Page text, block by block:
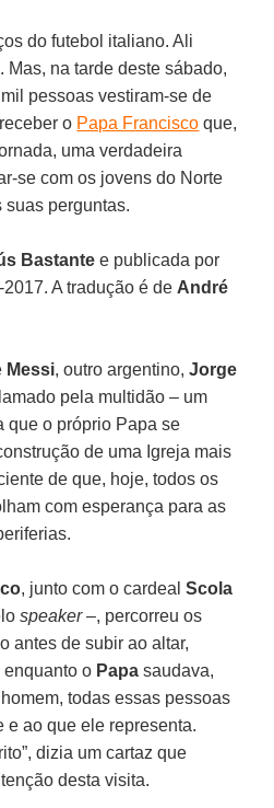
do futebol italiano. Ali
. Mas, na tarde deste sábado,
pessoas vestiram-se de
o Papa Francisco que,
uma verdadeira
se com os jovens do Norte
suas perguntas.
Bastantee publicada por
2017. A tradução é de André
Messi, outro argentino,Jorge
pela multidão – um
que o próprio Papa se
de uma Igreja mais
de que, hoje, todos os
com esperança para as
, junto com o cardealScola
speaker–, percorreu os
antes de subir ao altar,
o Papa saudava,
todas essas pessoas
e ao que ele representa.
dizia um cartaz que
desta visita.